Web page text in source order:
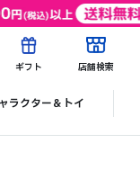
ギフト 店舗検索
ラクター＆トイ